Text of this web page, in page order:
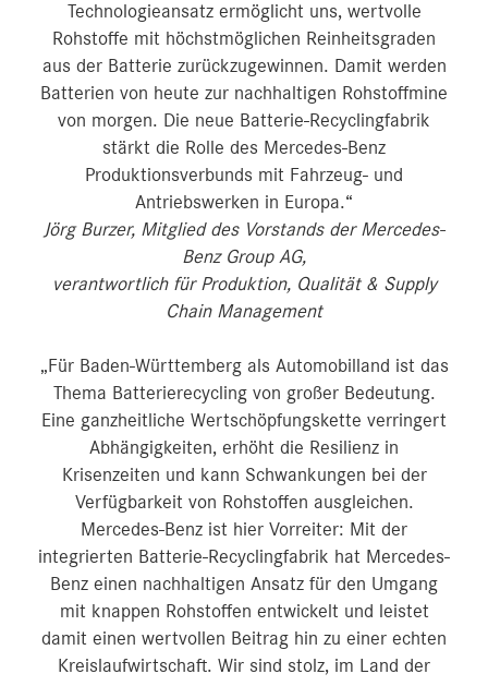
Technologieansatz ermöglicht uns, wertvolle
Rohstoffe mit höchstmöglichen Reinheitsgraden
aus der Batterie zurückzugewinnen. Damit werden
Batterien von heute zur nachhaltigen Rohstoffmine
von morgen. Die neue Batterie-Recyclingfabrik
stärkt die Rolle des Mercedes-Benz
Produktionsverbunds mit Fahrzeug- und
Antriebswerken in Europa.“
Jörg Burzer, Mitglied des Vorstands der Mercedes-
Benz Group AG,
verantwortlich für Produktion, Qualität & Supply
Chain Management
„Für Baden-Württemberg als Automobilland ist das
Thema Batterierecycling von großer Bedeutung.
Eine ganzheitliche Wertschöpfungskette verringert
Abhängigkeiten, erhöht die Resilienz in
Krisenzeiten und kann Schwankungen bei der
Verfügbarkeit von Rohstoffen ausgleichen.
Mercedes-Benz ist hier Vorreiter: Mit der
integrierten Batterie-Recyclingfabrik hat Mercedes-
Benz einen nachhaltigen Ansatz für den Umgang
mit knappen Rohstoffen entwickelt und leistet
damit einen wertvollen Beitrag hin zu einer echten
Kreislaufwirtschaft. Wir sind stolz, im Land der